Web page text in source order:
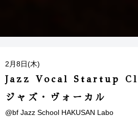
2月8日(木)
Jazz Vocal Startup
ジャズ・ヴォーカル
@bf Jazz School HAKUSAN Labo